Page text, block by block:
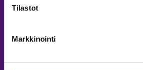
Tilastot
Markkinointi
Vastuullisuus